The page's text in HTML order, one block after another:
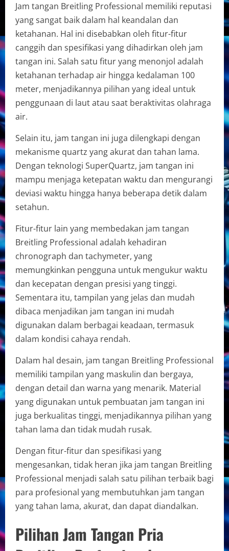
Jam tangan Breitling Professional memiliki reputasi
yang sangat baik dalam hal keandalan dan
ketahanan. Hal ini disebabkan oleh fitur-fitur
canggih dan spesifikasi yang dihadirkan oleh jam
tangan ini. Salah satu fitur yang menonjol adalah
ketahanan terhadap air hingga kedalaman 100
meter, menjadikannya pilihan yang ideal untuk
penggunaan di laut atau saat beraktivitas olahraga
air.
Selain itu, jam tangan ini juga dilengkapi dengan
mekanisme quartz yang akurat dan tahan lama.
Dengan teknologi SuperQuartz, jam tangan ini
mampu menjaga ketepatan waktu dan mengurangi
deviasi waktu hingga hanya beberapa detik dalam
setahun.
Fitur-fitur lain yang membedakan jam tangan
Breitling Professional adalah kehadiran
chronograph dan tachymeter, yang
memungkinkan pengguna untuk mengukur waktu
dan kecepatan dengan presisi yang tinggi.
Sementara itu, tampilan yang jelas dan mudah
dibaca menjadikan jam tangan ini mudah
digunakan dalam berbagai keadaan, termasuk
dalam kondisi cahaya rendah.
Dalam hal desain, jam tangan Breitling Professional
memiliki tampilan yang maskulin dan bergaya,
dengan detail dan warna yang menarik. Material
yang digunakan untuk pembuatan jam tangan ini
juga berkualitas tinggi, menjadikannya pilihan yang
tahan lama dan tidak mudah rusak.
Dengan fitur-fitur dan spesifikasi yang
mengesankan, tidak heran jika jam tangan Breitling
Professional menjadi salah satu pilihan terbaik bagi
para profesional yang membutuhkan jam tangan
yang tahan lama, akurat, dan dapat diandalkan.
Pilihan Jam Tangan Pria